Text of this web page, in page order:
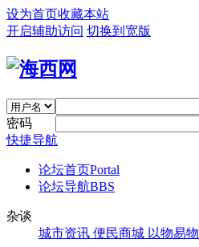
设为首页收藏本站
开启辅助访问 切换到宽版
密码
快捷导航
论坛首页Portal
论坛导航BBS
杂谈
城市资讯 便民商城 以物易物